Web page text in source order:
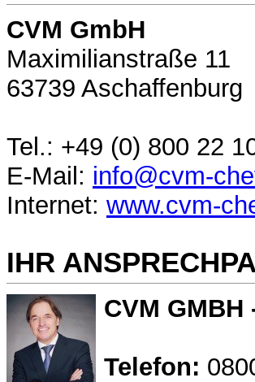
CVM GmbH
Maximilianstraße 11
63739 Aschaffenburg
Tel.: +49 (0) 800 22
E-Mail: info@cvm-
Internet: www.cvm-
IHR
CVM GMBH
Telefon: